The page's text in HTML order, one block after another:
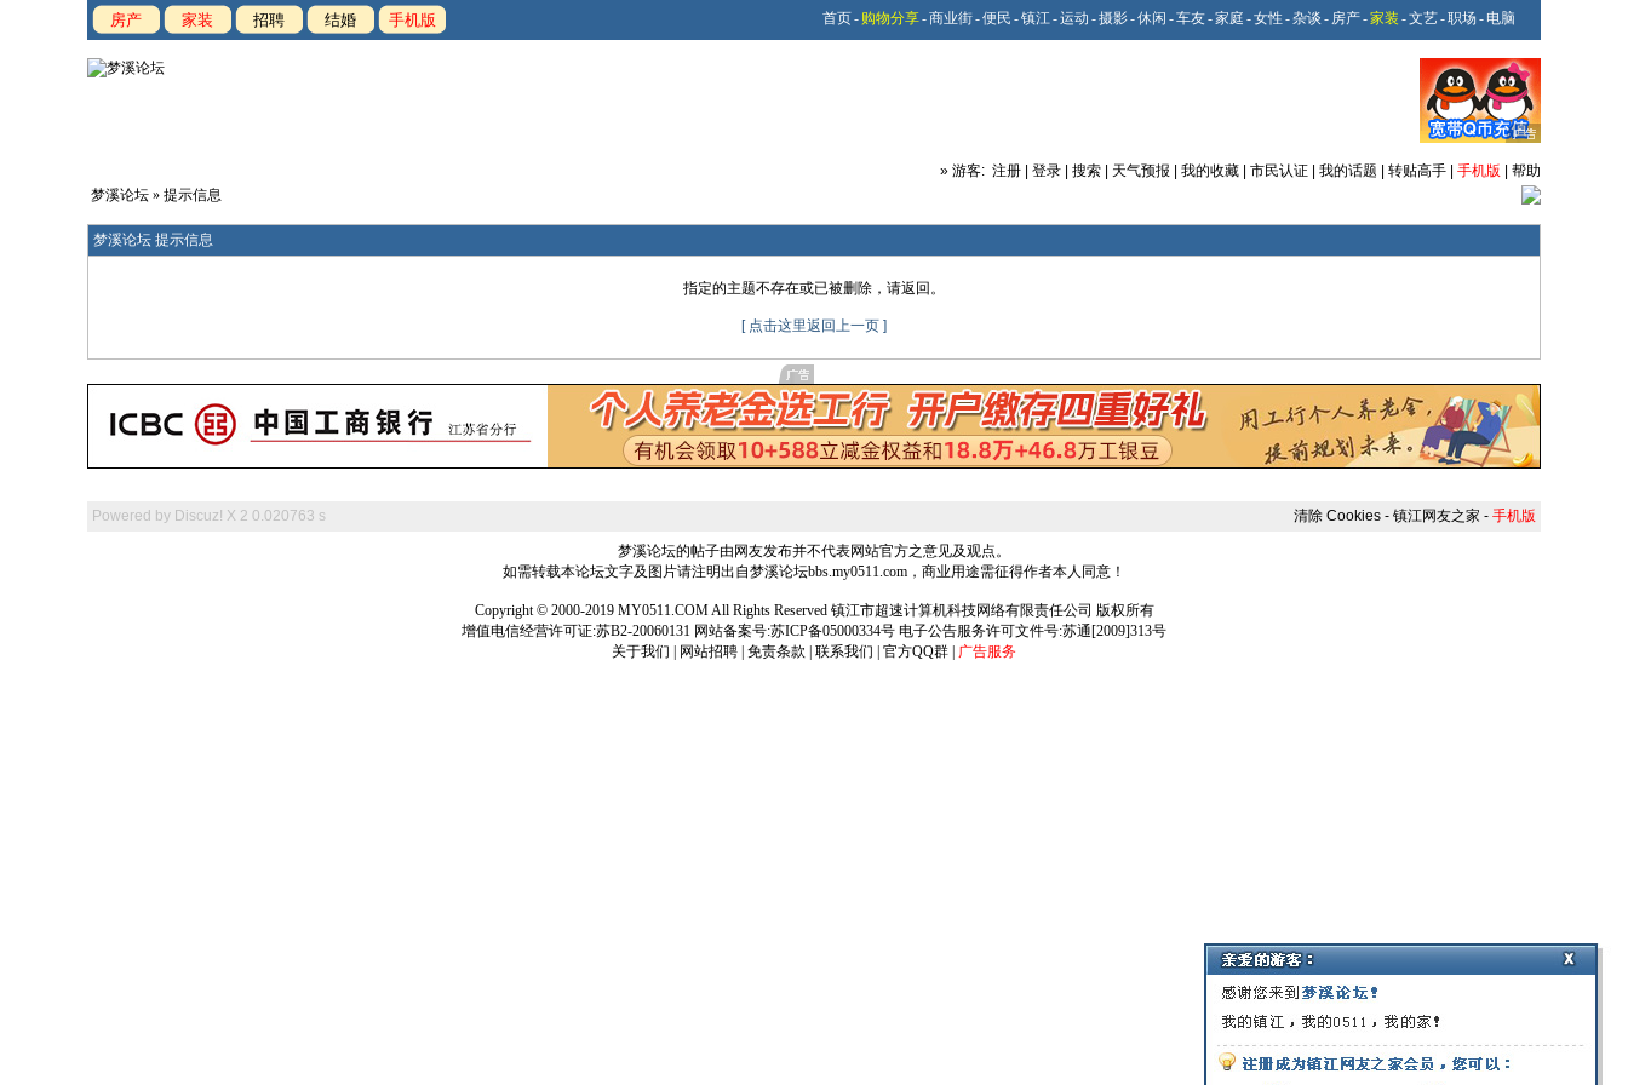
房产 家装 招聘 结婚 手机版 首页- 购物分享-商业街-便民 -镇江-运动 -摄影-休闲 -车友-家庭 -女性 -杂谈 - 房产-家装 -文艺-职场 - 电脑
» 游客: 注册 登录 搜索 天气预报 我的收藏 市民认证 我的话题 转贴高手 手机版
帮助
梦溪论坛 » 提示信息
梦溪论坛 提示信息
指定的主题不存在或已被删除，请返回。
[ 点击这里返回上一页 ]
Powered by Discuz! X 2 0.020763 s 清除 Cookies - 镇江网友之家 - 手机版
梦溪论坛的帖子由网友发布并不代表网站官方之意见及观点。
如需转载本论坛文字及图片请注明出自梦溪论坛bbs.my0511.com，商业用途需征得作者本人同意！
Copyright © 2000-2019 MY0511.COM All Rights Reserved 镇江市超速计算机科技网络有限责任公司 版权所有
增值电信经营许可证:苏B2-20060131 网站备案号:苏ICP备05000334号 电子公告服务许可文件号:苏通[2009]313号
关于我们
网站招聘 免责条款 联系我们 官方QQ群 广告服务